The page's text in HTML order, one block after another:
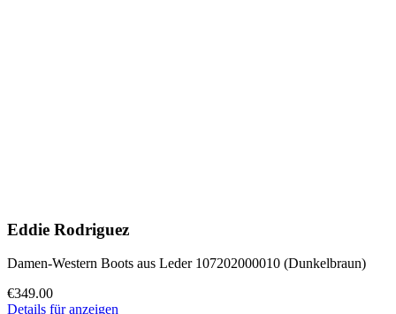
Eddie Rodriguez
Damen-Western Boots aus Leder 107202000010 (Dunkelbraun)
€349.00
Details für anzeigen